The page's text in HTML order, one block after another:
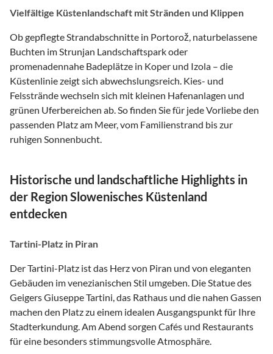
Vielfältige Küstenlandschaft mit Stränden und Klippen
Ob gepflegte Strandabschnitte in Portorož, naturbelassene
Buchten im Strunjan Landschaftspark oder
promenadennahe Badeplätze in Koper und Izola – die
Küstenlinie zeigt sich abwechslungsreich. Kies- und
Felsstrände wechseln sich mit kleinen Hafenanlagen und
grünen Uferbereichen ab. So finden Sie für jede Vorliebe den
passenden Platz am Meer, vom Familienstrand bis zur
ruhigen Sonnenbucht.
Historische und landschaftliche Highlights in
der Region Slowenisches Küstenland
entdecken
Tartini-Platz in Piran
Der Tartini-Platz ist das Herz von Piran und von eleganten
Gebäuden im venezianischen Stil umgeben. Die Statue des
Geigers Giuseppe Tartini, das Rathaus und die nahen Gassen
machen den Platz zu einem idealen Ausgangspunkt für Ihre
Stadterkundung. Am Abend sorgen Cafés und Restaurants
für eine besonders stimmungsvolle Atmosphäre.